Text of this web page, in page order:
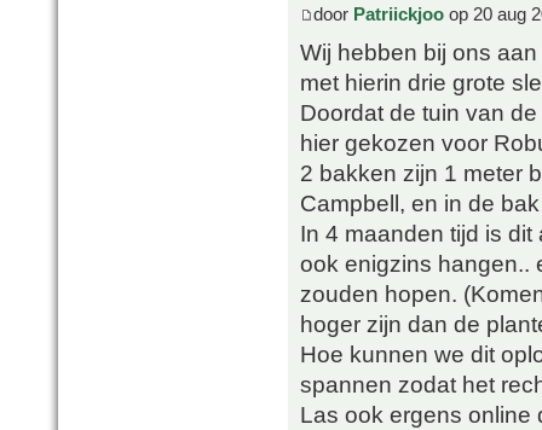
door Patriickjoo op 20 aug
Wij hebben bij ons
met hierin drie grote
Doordat de tuin van
hier gekozen voor
2 bakken zijn 1 meter
Campbell, en in de
In 4 maanden tijd is
ook enigzins hangen..
zouden hopen.
hoger zijn dan de
Hoe kunnen we dit
spannen zodat het
Las ook ergens online